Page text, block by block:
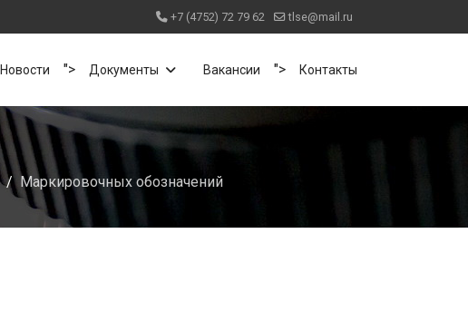
+7 (4752) 72 79 62 tlse@mail.ru
Новости "> Документы Вакансии "> Контакты
Маркировочных обозначений